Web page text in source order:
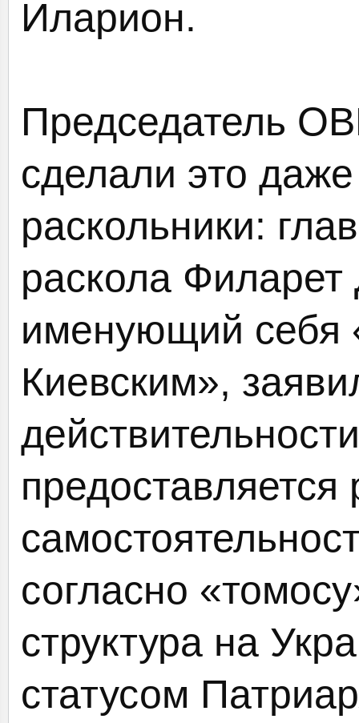
Иларион.
Председатель
сделали это
раскольники:
раскола Филарет
именующий себя
Киевским»,
предоставляется
согласно
структура на
статусом